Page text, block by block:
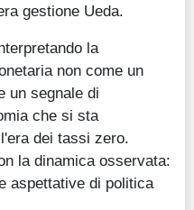
gestione Ueda.
la
non come un
un segnale di
che si sta
dei tassi zero.
la dinamica osservata:
aspettative di politica